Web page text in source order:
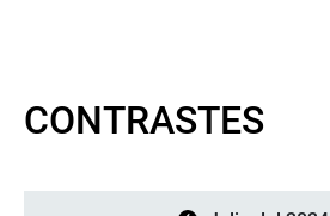
CONTRASTES